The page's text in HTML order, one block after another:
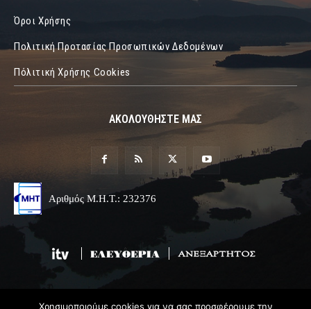
Όροι Χρήσης
Πολιτική Προτασίας Προσωπικών Δεδομένων
Πόλιτική Χρήσης Cookies
ΑΚΟΛΟΥΘΗΣΤΕ ΜΑΣ
Αριθμός Μ.Η.Τ.: 232376
Χρησιμοποιούμε cookies για να σας προσφέρουμε την